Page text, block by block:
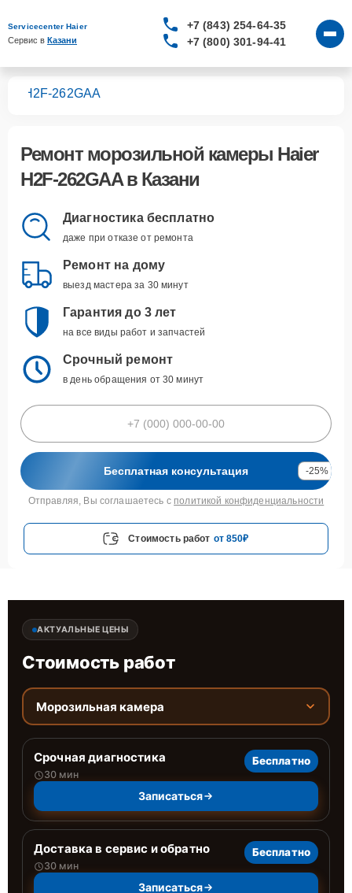
Servicecenter Haier
Сервис в Казани
+7 (843) 254-64-35
+7 (800) 301-94-41
H2F-262GAA
Ремонт морозильной камеры Haier
H2F-262GAAв Казани
Диагностика бесплатно
даже при отказе от ремонта
Ремонт на дому
выезд мастера за 30 минут
Гарантия до 3 лет
на все виды работ и запчастей
Срочный ремонт
в день обращения от 30 минут
Бесплатная консультация -25%
Отправляя, Вы соглашаетесь с политикой конфиденциальности
Стоимость работ от 850₽
АКТУАЛЬНЫЕ ЦЕНЫ
Стоимость работ
Морозильная камера
Срочная диагностика
30 мин
Бесплатно
Записаться
Доставка в сервис и обратно
30 мин
Бесплатно
Записаться